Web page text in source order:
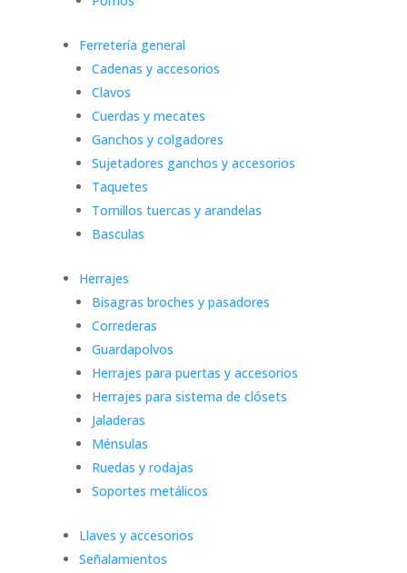
Ferretería general
Cadenas y accesorios
Clavos
Cuerdas y mecates
Ganchos y colgadores
Sujetadores ganchos y accesorios
Taquetes
Tornillos tuercas y arandelas
Basculas
Herrajes
Bisagras broches y pasadores
Correderas
Guardapolvos
Herrajes para puertas y accesorios
Herrajes para sistema de clósets
Jaladeras
Ménsulas
Ruedas y rodajas
Soportes metálicos
Llaves y accesorios
Señalamientos